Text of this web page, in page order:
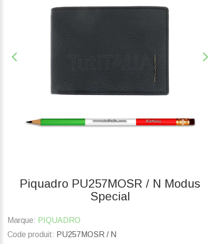
Piquadro PU257MOSR / N Modus
Special
Marque: PIQUADRO
Code produit: PU257MOSR / N